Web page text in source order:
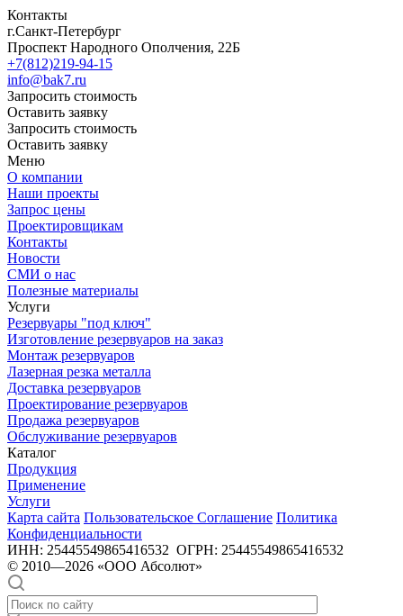
Контакты
г.Санкт-Петербург
Проспект Народного Ополчения, 22Б
+7(812)219-94-15
info@bak7.ru
Запросить стоимость
Оставить заявку
Запросить стоимость
Оставить заявку
Меню
О компании
Наши проекты
Запрос цены
Проектировщикам
Контакты
Новости
СМИ о нас
Полезные материалы
Услуги
Резервуары "под ключ"
Изготовление резервуаров на заказ
Монтаж резервуаров
Лазерная резка металла
Доставка резервуаров
Проектирование резервуаров
Продажа резервуаров
Обслуживание резервуаров
Каталог
Продукция
Применение
Услуги
Карта сайта Пользовательское Соглашение Политика
Конфиденциальности
ИНН: 25445549865416532 ОГРН: 25445549865416532
© 2010—2026 «ООО Абсолют»